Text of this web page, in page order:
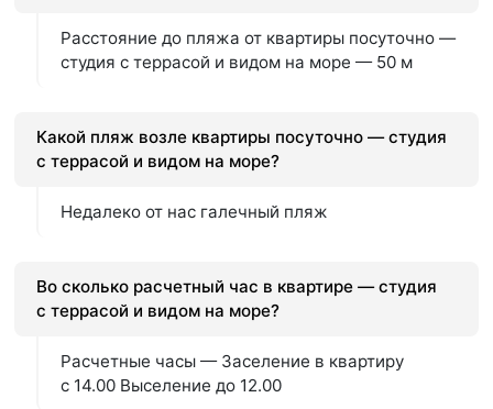
Расстояние до пляжа от квартиры посуточно —
студия с террасой и видом на море — 50 м
Какой пляж возле квартиры посуточно — студия
с террасой и видом на море?
Недалеко от нас галечный пляж
Во сколько расчетный час в квартире — студия
с террасой и видом на море?
Расчетные часы — Заселение в квартиру
с 14.00 Выселение до 12.00